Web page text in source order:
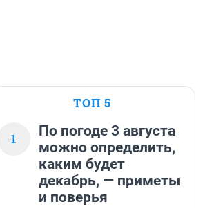
ТОП 5
1
По погоде 3 августа
можно определить,
каким будет
декабрь, — приметы
и поверья